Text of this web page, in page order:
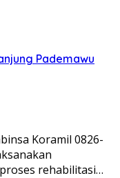
Pademawu
Koramil 0826-
rehabilitasi…